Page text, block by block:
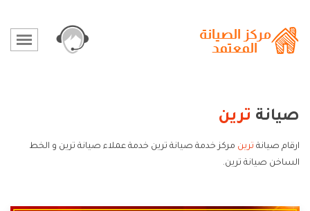
صيانة ترين
ارقام صيانة ترين مركز خدمة صيانة ترين خدمة عملاء صيانة ترين و الخط
الساخن صيانة ترين.